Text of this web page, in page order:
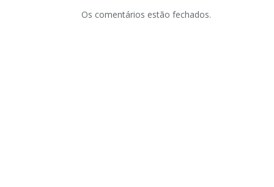
Os comentários estão fechados.